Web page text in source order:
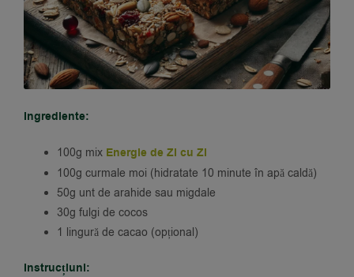
Ingrediente:
100g mix Energie de Zi cu Zi
100g curmale moi (hidratate 10 minute în apă caldă)
50g unt de arahide sau migdale
30g fulgi de cocos
1 lingură de cacao (opțional)
Instrucțiuni: